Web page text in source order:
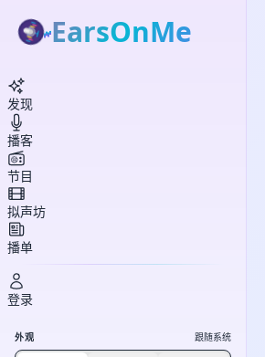
EarsOnMe
发现
播客
节目
拟声坊
播单
登录
外观 跟随系统